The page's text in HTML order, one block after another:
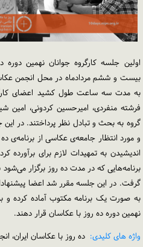
اولین جلسه کارگروه جوانان نهمین دوره
بیست و ششم مردادماه در محل انجمن
به مدت سه ساعت طول کشید اعضای
فرشته منفردی، امیرحسین کردونی، امین
گروه به بحث و تبادل نظر پرداختند. در
و مورد انتظار جامعه‌ی عکاسی از برنامه‌ی
اندیشیدن به تمهیدات لازم برای برآورده
برنامه‌هایی که در مدت ده روز برگزار
گرفت. در این جلسه مقرر شد اعضا
به صورت یک برنامه مکتوب آماده کرده و
نهمین دوره ده روز با عکاسان قرار دهند.
واژه های کلیدی: ده روز با عکاسان ایران،